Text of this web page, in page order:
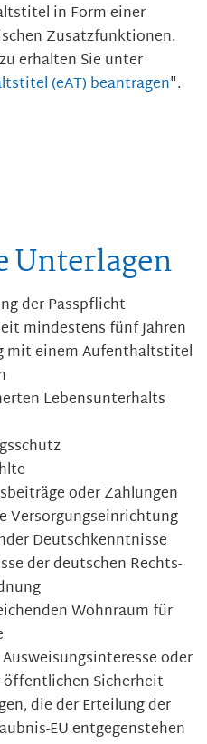
in Form einer
Zusatzfunktionen.
erhalten Sie unter
(eAT) beantragen".
Unterlagen
der Passpflicht
mindestens fünf Jahren
mit einem Aufenthaltstitel
Lebensunterhalts
oder Zahlungen
Versorgungseinrichtung
Deutschkenntnisse
der deutschen Rechts-
Wohnraum für
oder
öffentlichen Sicherheit
die der Erteilung der
EU entgegenstehen